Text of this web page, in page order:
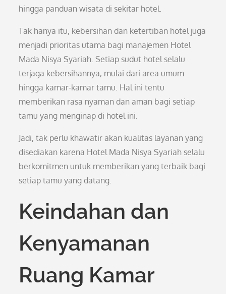
hingga panduan wisata di sekitar hotel.
Tak hanya itu, kebersihan dan ketertiban hotel juga
menjadi prioritas utama bagi manajemen Hotel
Mada Nisya Syariah. Setiap sudut hotel selalu
terjaga kebersihannya, mulai dari area umum
hingga kamar-kamar tamu. Hal ini tentu
memberikan rasa nyaman dan aman bagi setiap
tamu yang menginap di hotel ini.
Jadi, tak perlu khawatir akan kualitas layanan yang
disediakan karena Hotel Mada Nisya Syariah selalu
berkomitmen untuk memberikan yang terbaik bagi
setiap tamu yang datang.
Keindahan dan
Kenyamanan
Ruang Kamar